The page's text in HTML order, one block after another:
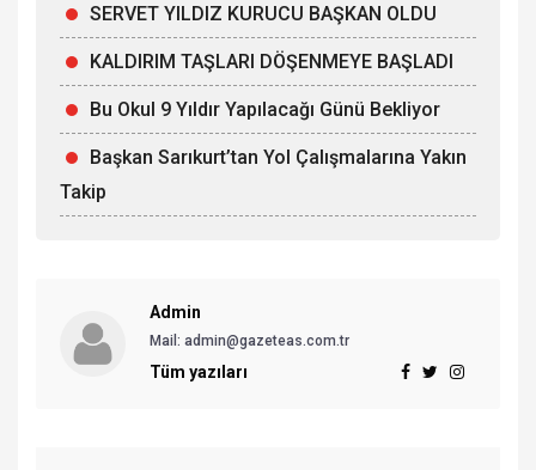
SERVET YILDIZ KURUCU BAŞKAN OLDU
KALDIRIM TAŞLARI DÖŞENMEYE BAŞLADI
Bu Okul 9 Yıldır Yapılacağı Günü Bekliyor
Başkan Sarıkurt’tan Yol Çalışmalarına Yakın
Takip
Admin
Mail: admin@gazeteas.com.tr
Tüm yazıları